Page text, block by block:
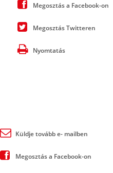
Megosztás a Facebook-on
Megosztás Twitteren
Nyomtatás
Küldje tovább e- mailben
Megosztás a Facebook-on